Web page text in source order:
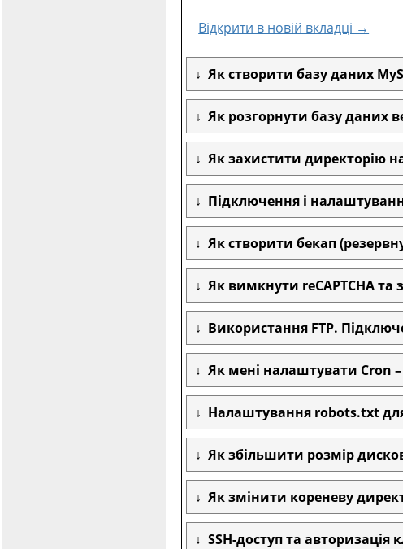
Відкрити в новій вкладці →
Як створити базу даних
Як розгорнути базу даних
Як захистити директорію
Підключення і
Як створити бекап
Як вимкнути reCAPTCHA та
Використання FTP.
Як мені налаштувати Cron
Налаштування robots.txt
Як збільшити розмір
Як змінити кореневу
SSH-доступ та авторизація